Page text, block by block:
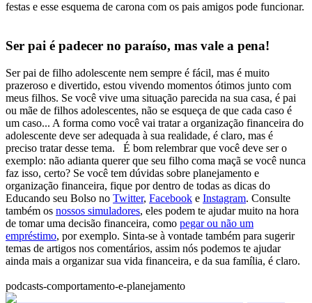
festas e esse esquema de carona com os pais amigos pode funcionar.
Ser pai é padecer no paraíso, mas vale a pena!
Ser pai de filho adolescente nem sempre é fácil, mas é muito
prazeroso e divertido, estou vivendo momentos ótimos junto com
meus filhos. Se você vive uma situação parecida na sua casa, é pai
ou mãe de filhos adolescentes, não se esqueça de que cada caso é
um caso... A forma como você vai tratar a organização financeira do
adolescente deve ser adequada à sua realidade, é claro, mas é
preciso tratar desse tema.
É bom relembrar que você deve ser o
exemplo: não adianta querer que seu filho coma maçã se você nunca
faz isso, certo? Se você tem dúvidas sobre planejamento e
organização financeira, fique por dentro de todas as dicas do
Educando seu Bolso no Twitter, Facebook e Instagram. Consulte
também os nossos simuladores, eles podem te ajudar muito na hora
de tomar uma decisão financeira, como pegar ou não um
empréstimo, por exemplo. Sinta-se à vontade também para sugerir
temas de artigos nos comentários, assim nós podemos te ajudar
ainda mais a organizar sua vida financeira, e da sua família, é claro.
podcasts-comportamento-e-planejamento